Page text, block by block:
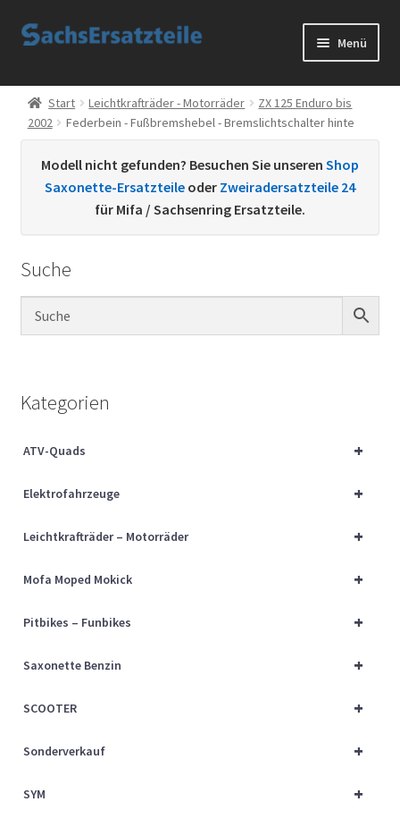
Zur
Zum
Menü
Start
AGB
Datenschutzerklärung
Kontakt
Sachs Ersatzteile
Über uns
Start Leichtkrafträder - Motorräder
ZX 125 Enduro bis
2002
Federbein - Fußbremshebel - Bremslichtschalter hinte
Modell nicht gefunden? Besuchen Sie unseren Shop
Saxonette-Ersatzteile oder Zweiradersatzteile 24
für Mifa / Sachsenring Ersatzteile.
Suche
Kategorien
+
ATV-Quads
+
Elektrofahrzeuge
+
Leichtkrafträder – Motorräder
+
Mofa Moped Mokick
+
Pitbikes – Funbikes
+
Saxonette Benzin
+
SCOOTER
+
Sonderverkauf
+
SYM